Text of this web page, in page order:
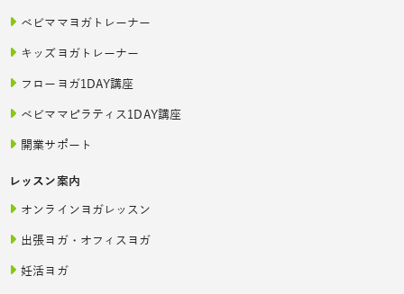
ベビママヨガトレーナー
キッズヨガトレーナー
フローヨガ1DAY講座
ベビママピラティス1DAY講座
開業サポート
レッスン案内
オンラインヨガレッスン
出張ヨガ・オフィスヨガ
妊活ヨガ